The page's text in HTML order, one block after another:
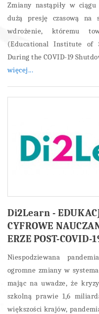
Zmiany nastąpiły w
dużą presję czasową na
wdrożenie, któremu
(Educational Institute of
During the COVID-19
więcej...
Di2Learn -
CYFROWE
ERZE POST-COVID-
Niespodziewana
ogromne zmiany w
mając na uwadze, że
szkolną prawie 1,6
większości krajów,